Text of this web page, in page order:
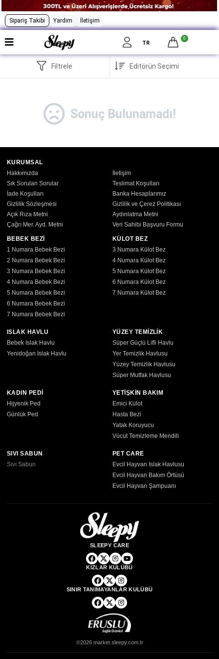
Sipariş Takibi Yardım İletişim
TR
0
Filtrele
Sonuç Bulunamadı!
KURUMSAL
Hakkımızda
İletişim
Sık Sorulan Sorular
Teslimat Koşulları
İade Koşulları
Banka Hesaplarımız
Gizlilik Sözleşmesi
Gizlilik ve Çerez Politikası
Açık Rıza Metni
Aydınlatma Metni
Çağrı Mer. Ayd. Metni
Veri Sahibi Başvuru Formu
BEBEK BEZİ
1 Numara Bebek Bezi
2 Numara Bebek Bezi
3 Numara Bebek Bezi
4 Numara Bebek Bezi
5 Numara Bebek Bezi
6 Numara Bebek Bezi
7 Numara Bebek Bezi
KÜLOT BEZ
3 Numara Külot Bez
4 Numara Külot Bez
5 Numara Külot Bez
6 Numara Külot Bez
7 Numara Külot Bez
ISLAK HAVLU
Bebek Islak Havlu
Yenidoğan Islak Havlu
YÜZEY TEMİZLİK
Süper Güçlü Lifli Havlu
Yer Temizlik Havlusu
Yüzey Temizlik Havlusu
Süper Mutfak Havlusu
KADIN PEDİ
Hijyenik Ped
Günlük Ped
YETİŞKİN BAKIM
Emici Külot
Hasta Bezi
Yatak Koruyucu
Vücut Temizleme Mendili
SIVI SABUN
Sıvı Sabun
PET CARE
Evcil Hayvan Islak Havlusu
Evcil Hayvan Bakım Örtüsü
Evcil Hayvan Şampuanı
SLEEPY CARE
KIZLAR KULÜBÜ
SINIR TANIMAYANLAR KULÜBÜ
©2026 market.sleepy.com.tr